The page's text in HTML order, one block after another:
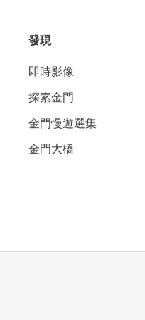
發現
即時影像
探索金門
金門慢遊選集
金門大橋